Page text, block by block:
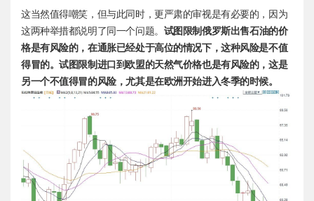
这当然值得嘲笑，但与此同时，更严肃的审视是有必要的，因为
这两种举措都说明了同一个问题。 试图限制俄罗斯出售石油的价
格是有风险的，在通胀已经处于高位的情况下，这种风险是不值
得冒的。试图限制进口到欧盟的天然气价格也是有风险的，这是
另一个不值得冒的风险，尤其是在欧洲开始进入冬季的时候。